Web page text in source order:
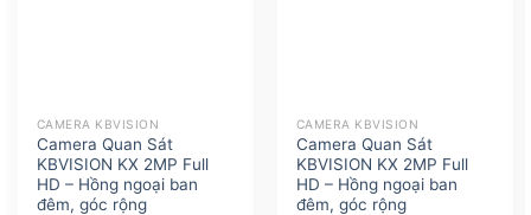
CAMERA KBVISION
Camera Quan Sát
KBVISION KX 2MP Full
HD – Hồng ngoại ban
đêm, góc rộng
CAMERA KBVISION
Camera Quan Sát
KBVISION KX 2MP Full
HD – Hồng ngoại ban
đêm, góc rộng